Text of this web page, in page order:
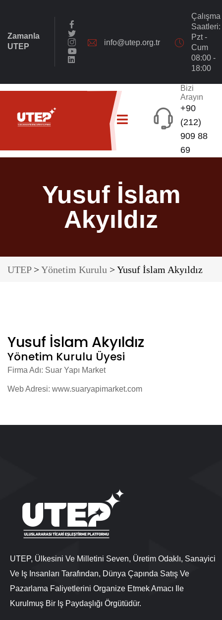
Zamanla
UTEP
info@utep.org.tr
Çalışma
Saatleri:
Pzt -
Cum
08:00 -
18:00
Bizi
Arayın
+90
(212)
909 88
69
Yusuf İslam
Akyıldız
UTEP>Yönetim Kurulu > Yusuf İslam Akyıldız
Yusuf İslam Akyıldız
Yönetim Kurulu Üyesi
Firma Adı: Suar Yapı Market
Web Adresi: www.suaryapimarket.com
UTEP, Ülkesini Ve Milletini Seven, Üretim Odaklı, Sanayici
Ve Iş Insanları Tarafından, Dünya Çapında Satış Ve
Pazarlama Faliyetlerini Organize Etmek Amacı Ile
Kurulmuş Bir Iş Paydaşlığı Örgütüdür.